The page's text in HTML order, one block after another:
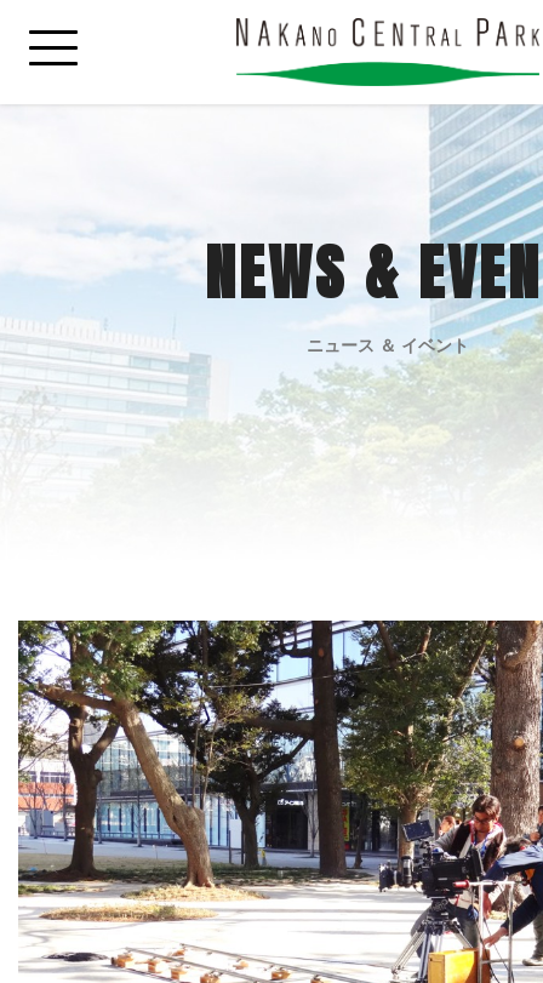
NEWS &
ニュース ＆ イベント